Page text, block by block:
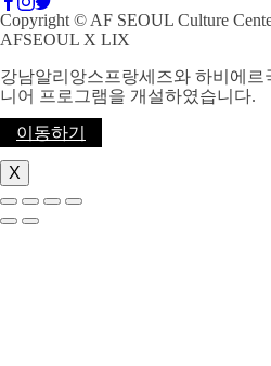
Copyright © AF SEOUL Culture
AFSEOUL X LIX
강남알리앙스프랑세즈와 하비에
니어 프로그램을 개설하였습니다.
이동하기
X